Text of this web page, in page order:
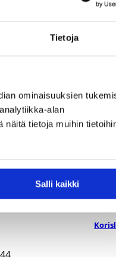
Tietoja
ominaisuuksien
alan
tietoja muihin
Salli kaikki